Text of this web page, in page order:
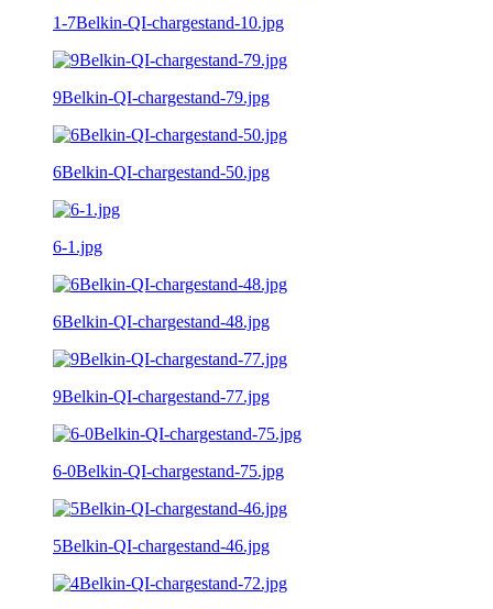
1-7Belkin-QI-chargestand-10.jpg
9Belkin-QI-chargestand-79.jpg
6Belkin-QI-chargestand-50.jpg
6-1.jpg
6Belkin-QI-chargestand-48.jpg
9Belkin-QI-chargestand-77.jpg
6-0Belkin-QI-chargestand-75.jpg
5Belkin-QI-chargestand-46.jpg